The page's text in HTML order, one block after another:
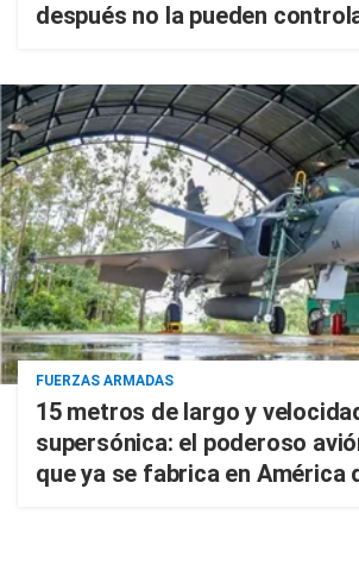
después no la pueden
FUERZAS ARMADAS
15 metros de largo y
supersónica: el poderoso
que ya se fabrica en América